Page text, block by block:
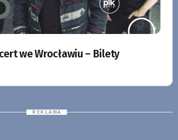
we Wrocławiu – Bilety